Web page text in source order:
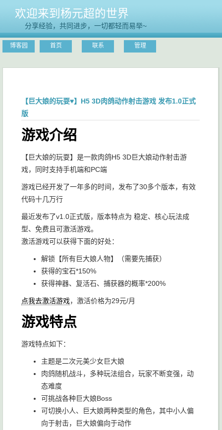
欢迎来到杨元超的世界
分享经验，共同进步，一切都轻而易举~
博客园 首页 联系 管理
【巨大娘的玩耍♥】H5 3D肉鸽动作射击游戏 发布1.0正式
版
游戏介绍
【巨大娘的玩耍】是一款肉鸽H5 3D巨大娘动作射击游
戏，同时支持手机端和PC端
游戏已经开发了一年多的时间，发布了30多个版本，有效
代码十几万行
最近发布了v1.0正式版，版本特点为 稳定、核心玩法成
型、免费且可激活游戏。
激活游戏可以获得下面的好处：
解锁【所有巨大娘人物】（需要先捕获）
获得的宝石*150%
获得神器、复活石、捕获器的概率*200%
点我去激活游戏，激活价格为29元/月
游戏特点
游戏特点如下：
主题是二次元美少女巨大娘
肉鸽随机战斗，多种玩法组合，玩家不断变强，动
态难度
可挑战各种巨大娘Boss
可切换小人、巨大娘两种类型的角色，其中小人偏
向于射击，巨大娘偏向于动作